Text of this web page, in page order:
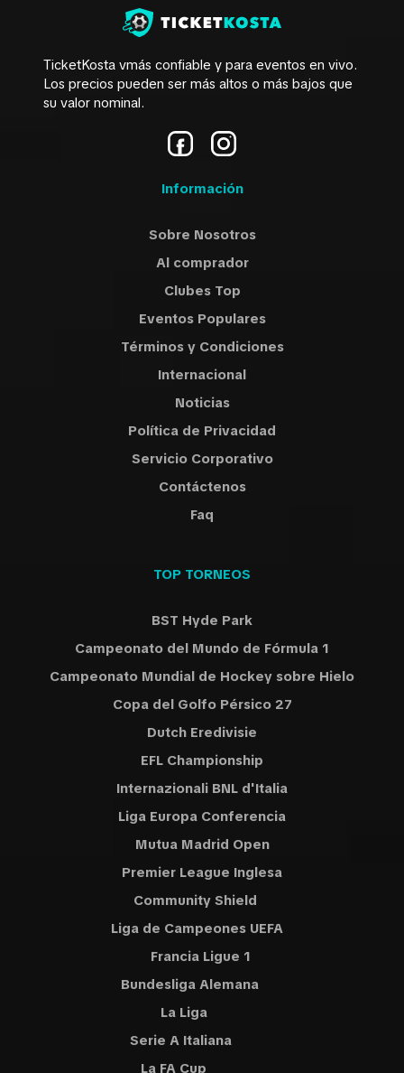
TicketKosta vmás confiable y para eventos en vivo.
Los precios pueden ser más altos o más bajos que
su valor nominal.
Información
Sobre Nosotros
Al comprador
Clubes Top
Eventos Populares
Términos y Condiciones
Internacional
Noticias
Política de Privacidad
Servicio Corporativo
Contáctenos
Faq
TOP TORNEOS
BST Hyde Park
Campeonato del Mundo de Fórmula 1
Campeonato Mundial de Hockey sobre Hielo
Copa del Golfo Pérsico 27
Dutch Eredivisie
EFL Championship
Internazionali BNL d'Italia
Liga Europa Conferencia
Mutua Madrid Open
Premier League Inglesa
Community Shield
Liga de Campeones UEFA
Francia Ligue 1
Bundesliga Alemana
La Liga
Serie A Italiana
La FA Cup